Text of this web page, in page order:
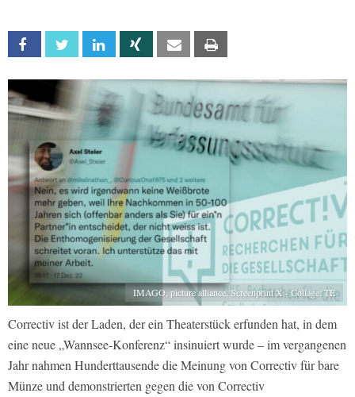
Facebook Twitter Linkedin Xing Email
IMAGO, picture alliance, Screenprint X - Collage: TE
Correctiv ist der Laden, der ein Theaterstück erfunden hat, in dem
eine neue „Wannsee-Konferenz“ insinuiert wurde – im vergangenen
Jahr nahmen Hunderttausende die Meinung von Correctiv für bare
Münze und demonstrierten gegen die von Correctiv